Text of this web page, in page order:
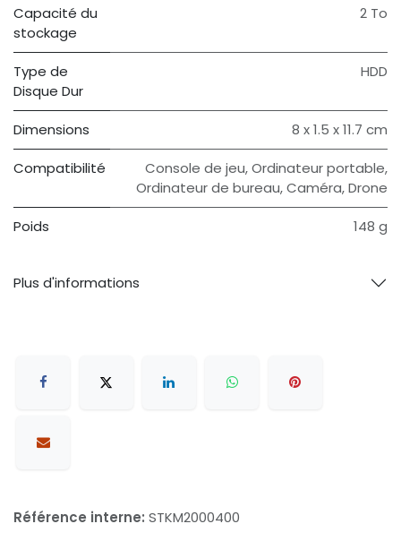
Capacité du
stockage
2 To
Type de
Disque Dur
HDD
Dimensions ‎8 x 1.5 x 11.7 cm
Compatibilité
‎Console de jeu, Ordinateur portable,
Ordinateur de bureau, Caméra, Drone
Poids ‎148 g
Plus d'informations
Référence interne: STKM2000400